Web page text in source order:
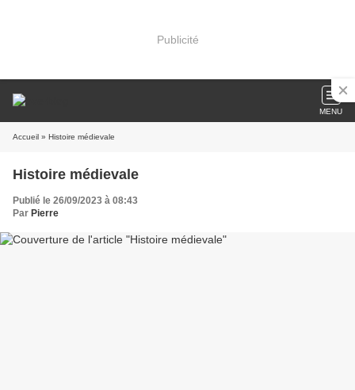
Publicité
MENU
Accueil » Histoire médievale
Histoire médievale
Publié le 26/09/2023 à 08:43
Par Pierre